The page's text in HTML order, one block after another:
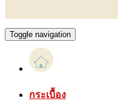
Toggle navigation
กระเบื้อง